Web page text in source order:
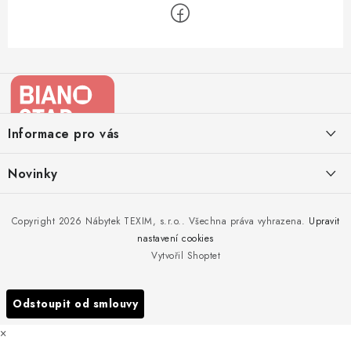
aInformace pro vás
Kontakty
Doprava nábytku k Vám
Reklamace
Novinky
to!
Nakupujte zahradní nábytek i v zimě
Podzimní očista a úklid zahradního nábytku
Vytvořil Shoptet
Copyright 2026 Nábytek TEXIM, s.r.o.. Všechna práva vyhrazena. Upravit
nastavení cookies
Odstoupit od smlouvy
×